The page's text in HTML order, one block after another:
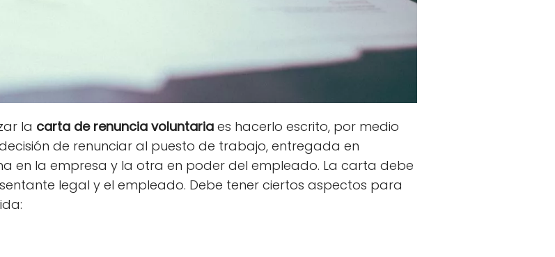
la carta de renuncia voluntaria es hacerlo escrito, por medio
de renunciar al puesto de trabajo, entregada en
en la empresa y la otra en poder del empleado. La carta debe
legal y el empleado. Debe tener ciertos aspectos para